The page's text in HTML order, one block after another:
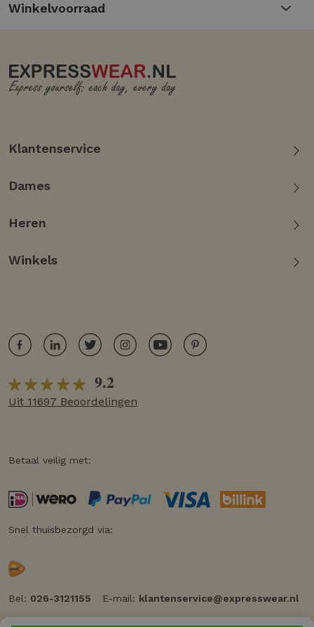
combinatiemogelijkheden
Ontworpen door het gerenommeerde merk
HELENA HART
Winkelvoorraad
Klantenservice
Dames
Heren
Winkels
9.2
Uit 11697 Beoordelingen
Betaal veilig met:
Snel thuisbezorgd via:
Bel: 026-3121155 E-mail: klantenservice@expresswear.nl